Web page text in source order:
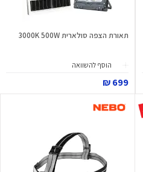
תאורת הצפה סולארית 3000K 500W
הוסף להשוואה
699 ₪